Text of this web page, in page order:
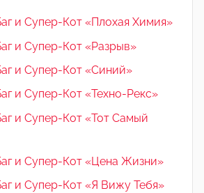
и Супер-Кот «Плохая Химия»
и Супер-Кот «Разрыв»
и Супер-Кот «Синий»
и Супер-Кот «Техно-Рекс»
и Супер-Кот «Тот Самый
и Супер-Кот «Цена Жизни»
и Супер-Кот «Я Вижу Тебя»